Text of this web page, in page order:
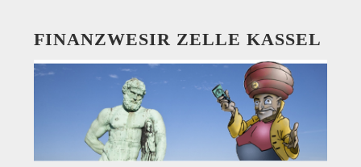
FINANZWESIR ZELLE KASSEL